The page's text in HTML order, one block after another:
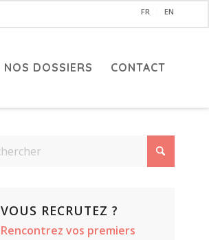
FR EN
NOS DOSSIERS CONTACT
VOUS RECRUTEZ ?
Rencontrez vos premiers